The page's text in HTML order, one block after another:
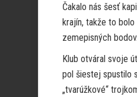
Čakalo nás šesť
krajín, takže to
zemepisných bodov.
Klub otváral svoje
pol šiestej spustilo
„tvarúžkové“